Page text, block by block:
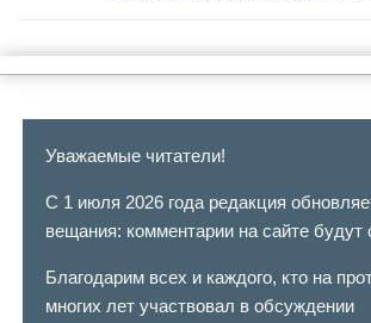
Уважаемые читатели!
С 1 июля 2026 года редакция
вещания: комментарии на сайте будут
Благодарим всех и каждого, кто на
многих лет участвовал в обсуждении